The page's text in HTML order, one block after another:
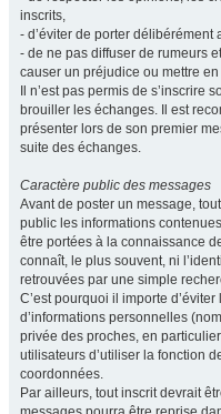
inscrits,
- d’éviter de porter
- de ne pas diffuser de rumeurs
causer un préjudice ou mettre
Il n’est pas permis de
brouiller les échanges. Il est
présenter lors de son premier
suite des échanges.
Caractère public des messages
Avant de poster un message,
public les informations
être portées à la connaissance
connaît, le plus souvent, ni
retrouvées par une simple
C’est pourquoi il importe
d’informations personnelles
privée des proches, en
utilisateurs d’utiliser la fonction
coordonnées.
Par ailleurs, tout inscrit devrait